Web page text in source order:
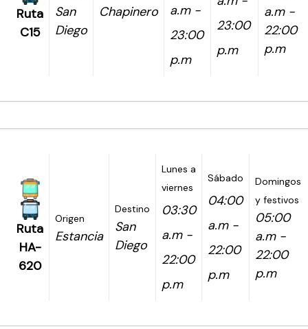
Ruta
C15
San
Diego
Chapinero
a.m -
23:00
p.m
23:00
p.m
a.m -
22:00
p.m
Ruta
HA-
620
Origen
Estancia
Destino
San
Diego
Lunes a
viernes
03:30
a.m -
22:00
p.m
Sábado
04:00
a.m -
22:00
p.m
Domingos
y festivos
05:00
a.m -
22:00
p.m